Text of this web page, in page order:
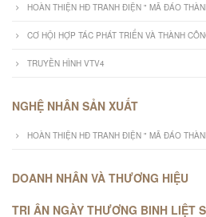
HOÀN THIỆN HĐ TRANH ĐIỆN " MÃ ĐÁO
CƠ HỘI HỢP TÁC PHÁT TRIỂN VÀ THÀNH
TRUYỀN HÌNH VTV4
NGHỆ NHÂN SẢN XUẤT
HOÀN THIỆN HĐ TRANH ĐIỆN " MÃ ĐÁO
DOANH NHÂN VÀ THƯƠNG HIỆU
TRI ÂN NGÀY THƯƠNG BINH LIỆT